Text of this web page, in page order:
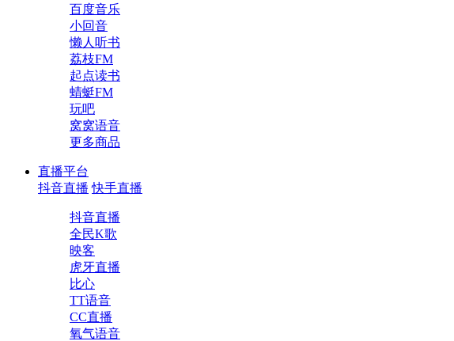
百度音乐
小回音
懒人听书
荔枝FM
起点读书
蜻蜓FM
玩吧
窝窝语音
更多商品
直播平台
抖音直播 快手直播
抖音直播
全民K歌
映客
虎牙直播
比心
TT语音
CC直播
氧气语音